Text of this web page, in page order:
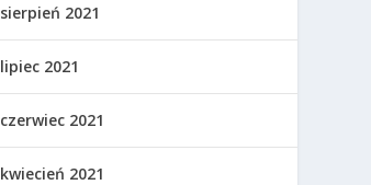
sierpień 2021
lipiec 2021
czerwiec 2021
kwiecień 2021